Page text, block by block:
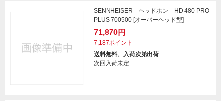
SENNHEISER ヘッドホン HD 480 PRO
PLUS 700500 [オーバーヘッド型]
71,870円
7,187ポイント
送料無料、入荷次第出荷
次回入荷未定